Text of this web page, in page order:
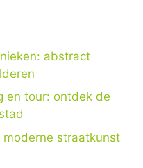
abstract
en tour: ontdek de
straatkunst